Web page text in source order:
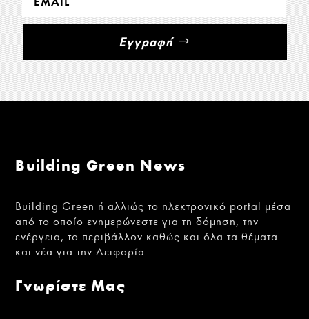
Εγγραφή
Building Green News
Building Green ή αλλιώς το ηλεκτρονικό portal μέσα
από το οποίο ενημερώνεστε για τη δόμηση, την
ενέργεια, το περιβάλλον καθώς και όλα τα θέματα
και νέα για την Αειφορία.
Γνωρίστε Μας